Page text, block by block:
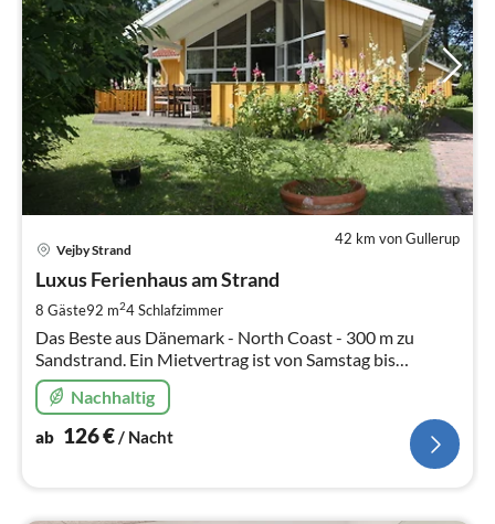
42 km von Gullerup
Vejby Strand
Luxus Ferienhaus am Strand
8 Gäste92 m24Schlafzimmer
Das Beste aus Dänemark - North Coast - 300 m zu
Sandstrand. Ein Mietvertrag ist von Samstag bis
Samstag. Es kann eine Woche, 14 Tage oder mehr sein.
Nachhaltig
ab 126€/ Nacht